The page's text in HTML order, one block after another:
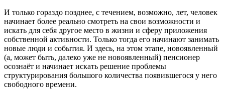
И только гораздо позднее, с течением, возможно, лет, человек
начинает более реально смотреть на свои возможности и
искать для себя другое место в жизни и сферу приложения
собственной активности. Только тогда его начинают занимать
новые люди и события. И здесь, на этом этапе, новоявленный
(а, может быть, далеко уже не новоявленный) пенсионер
осознаёт и начинает искать решение проблемы
структурирования большого количества появившегося у него
свободного времени.